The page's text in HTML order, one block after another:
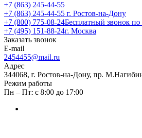
+7 (863) 245-44-55
+7 (863) 245-44-55 г. Ростов-на-Дону
+7 (800) 775-08-24Бесплатный звонок по
+7 (495) 151-88-24г. Москва
Заказать звонок
E-mail
2454455@mail.ru
Адрес
344068, г. Ростов-на-Дону, пр.
Режим работы
Пн – Пт: с 8:00 до 17:00